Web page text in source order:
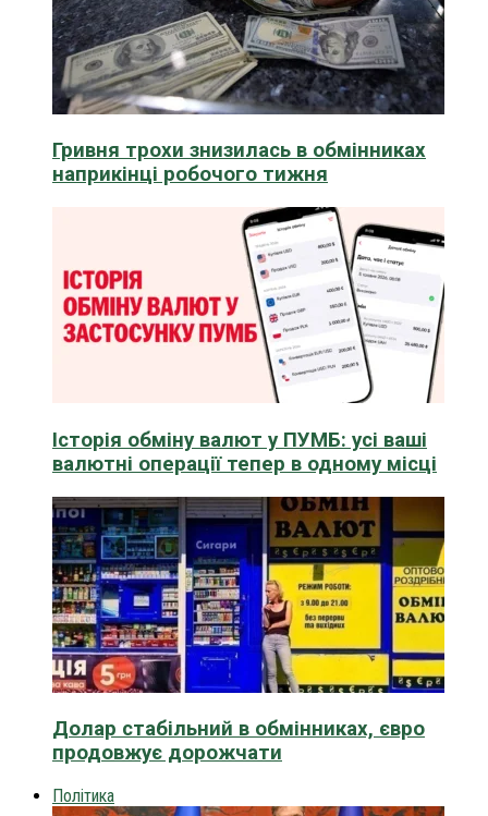
Гривня трохи знизилась в обмінниках
наприкінці робочого тижня
Історія обміну валют у ПУМБ: усі ваші
валютні операції тепер в одному місці
Долар стабільний в обмінниках, євро
продовжує дорожчати
Політика